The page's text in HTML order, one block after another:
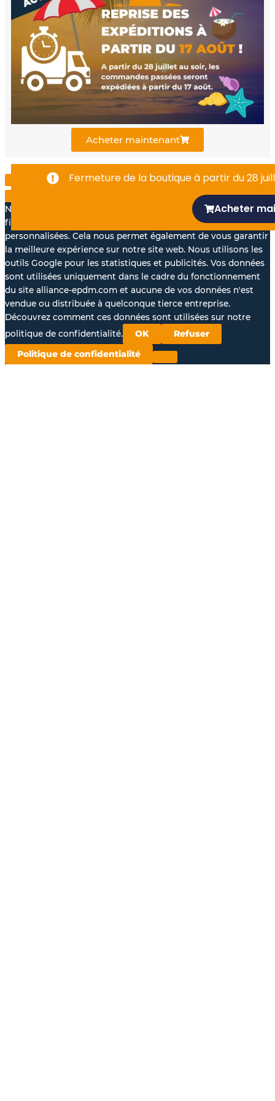
e
b
o
o
k
-
t
u
b
e
k
e
d
i
n
Acheter maintenant
Fermeture de la boutique à partir du 28
Acheter
Nous aimerions avec votre accord, utiliser vos données à des
fins statistiques et pour vous proposer des annonces
personnalisées. Cela nous permet également de vous garantir
la meilleure expérience sur notre site web. Nous utilisons les
outils Google pour les statistiques et publicités. Vos données
sont utilisées uniquement dans le cadre du fonctionnement
du site alliance-epdm.com et aucune de vos données n'est
vendue ou distribuée à quelconque tierce entreprise.
Découvrez comment ces données sont utilisées sur notre
politique de confidentialité.
OK Refuser
Politique de confidentialité